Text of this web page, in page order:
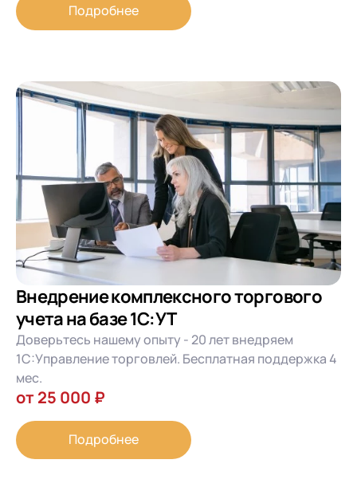
Подробнее
Внедрение комплексного торгового
учета на базе 1С:УТ
Доверьтесь нашему опыту - 20 лет внедряем
1С:Управление торговлей. Бесплатная поддержка 4
мес.
от 25 000 ₽
Подробнее